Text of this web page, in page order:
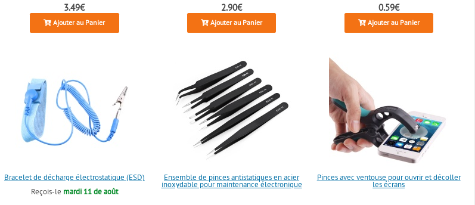
3.49€
Ajouter au Panier
2.90€
Ajouter au Panier
0.59€
Ajouter au Panier
Bracelet de décharge électrostatique (ESD)
Reçois-le mardi 11 de août
Ensemble de pinces antistatiques en acier
inoxydable pour maintenance électronique
Pinces avec ventouse pour ouvrir et décoller
les écrans